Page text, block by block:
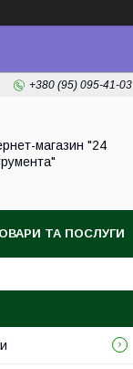
+380 (95) 095-41-03
магазин "24
ТА ПОСЛУГИ